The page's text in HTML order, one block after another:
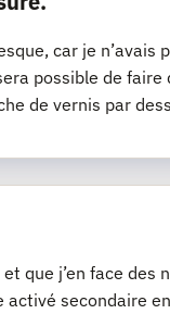
car je n’avais
possible de faire
de vernis par
que j’en face des
secondaire